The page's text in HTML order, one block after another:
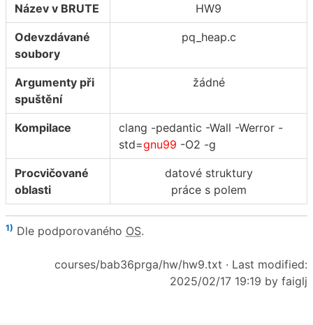
Název v BRUTE HW9
Odevzdávané
soubory
pq_heap.c
Argumenty při
spuštění
žádné
Kompilace
clang -pedantic -Wall -Werror -
std=gnu99 -O2 -g
Procvičované
oblasti
datové struktury
práce s polem
1) Dle podporovaného OS.
courses/bab36prga/hw/hw9.txt · Last modified:
2025/02/17 19:19 by faiglj